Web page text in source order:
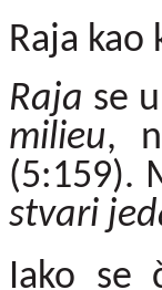
Raja
Raja se
milieu,
(5:159).
stvari
Iako se